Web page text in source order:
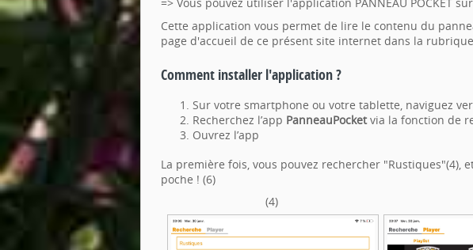
Cette application vous permet de lire le contenu du
page d'accueil de ce présent site internet dans la rubrique
Comment installer l'application ?
Sur votre smartphone ou votre tablette, naviguez
Recherchez l’app PanneauPocketvia la fonction de
Ouvrez l’app
La première fois, vous pouvez rechercher
poche ! (6)
(4)